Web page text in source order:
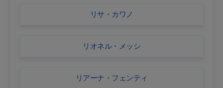
リサ・カワノ
リオネル・メッシ
リアーナ・フェンティ